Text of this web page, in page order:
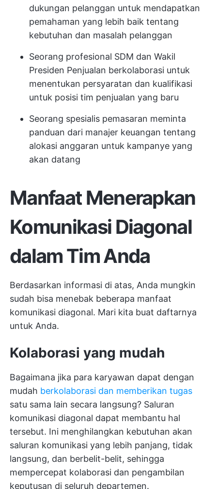
dukungan pelanggan untuk mendapatkan
pemahaman yang lebih baik tentang
kebutuhan dan masalah pelanggan
Seorang profesional SDM dan Wakil
Presiden Penjualan berkolaborasi untuk
menentukan persyaratan dan kualifikasi
untuk posisi tim penjualan yang baru
Seorang spesialis pemasaran meminta
panduan dari manajer keuangan tentang
alokasi anggaran untuk kampanye yang
akan datang
Manfaat Menerapkan
Komunikasi Diagonal
dalam Tim Anda
Berdasarkan informasi di atas, Anda mungkin
sudah bisa menebak beberapa manfaat
komunikasi diagonal. Mari kita buat daftarnya
untuk Anda.
Kolaborasi yang mudah
Bagaimana jika para karyawan dapat dengan
mudah berkolaborasi dan memberikan tugas
satu sama lain secara langsung? Saluran
komunikasi diagonal dapat membantu hal
tersebut. Ini menghilangkan kebutuhan akan
saluran komunikasi yang lebih panjang, tidak
langsung, dan berbelit-belit, sehingga
mempercepat kolaborasi dan pengambilan
keputusan di seluruh departemen.